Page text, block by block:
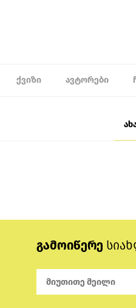
ᲥᲕᲘᲖᲘ ᲐᲕᲢᲝᲠᲔᲑᲘ
გამოიწერე